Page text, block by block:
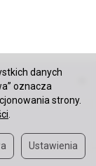
danych
oznacza
strony.
Ustawienia